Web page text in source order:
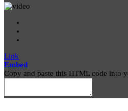
Link
Embed
Copy and paste this HTML code into